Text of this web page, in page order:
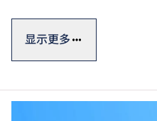
码科技及创新商业七大学术
知识，透过应用科学为本的
计，确保学生能够做到融会
显示更多